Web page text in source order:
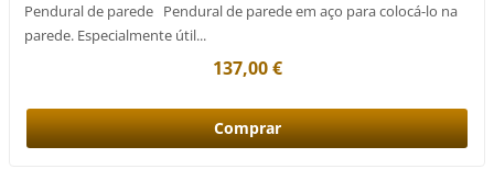
Pendural de parede Pendural de parede em aço para colocá-lo na
parede. Especialmente útil...
137,00 €